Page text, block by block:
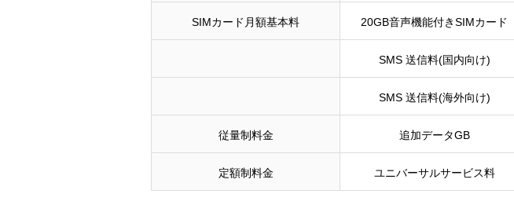
SIMカード月額基本料 20GB音声機能付きSIMカード
SMS 送信料(国内向け)
SMS 送信料(海外向け)
従量制料金 追加データGB
定額制料金 ユニバーサルサービス料